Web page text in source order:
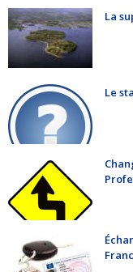
La
Le